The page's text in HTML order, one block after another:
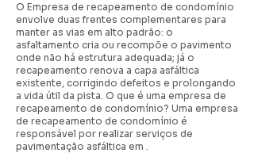
O Empresa de recapeamento de condomínio
envolve duas frentes complementares para
manter as vias em alto padrão: o
asfaltamento cria ou recompõe o pavimento
onde não há estrutura adequada; já o
recapeamento renova a capa asfáltica
existente, corrigindo defeitos e prolongando
a vida útil da pista. O que é uma empresa de
recapeamento de condomínio? Uma empresa
de recapeamento de condomínio é
responsável por realizar serviços de
pavimentação asfáltica em .